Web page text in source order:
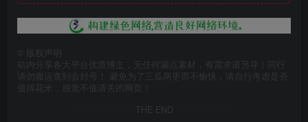
版权声明
站内分享各大平台优质博主，无任何漏点素材，有需求请另寻！同行
请勿搬运查到会封号！ 避免为了三瓜两枣而不愉快，请自行考虑是否
值得花米，感觉不值请关闭网页！
THE END